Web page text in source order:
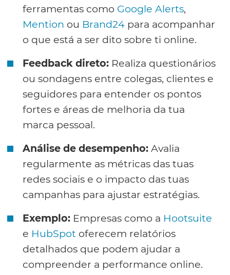
ferramentas como Google Alerts,
Mention ou Brand24 para acompanhar
o que está a ser dito sobre ti online.
Feedback direto: Realiza questionários
ou sondagens entre colegas, clientes e
seguidores para entender os pontos
fortes e áreas de melhoria da tua
marca pessoal.
Análise de desempenho: Avalia
regularmente as métricas das tuas
redes sociais e o impacto das tuas
campanhas para ajustar estratégias.
Exemplo: Empresas como a Hootsuite
e HubSpot oferecem relatórios
detalhados que podem ajudar a
compreender a performance online.